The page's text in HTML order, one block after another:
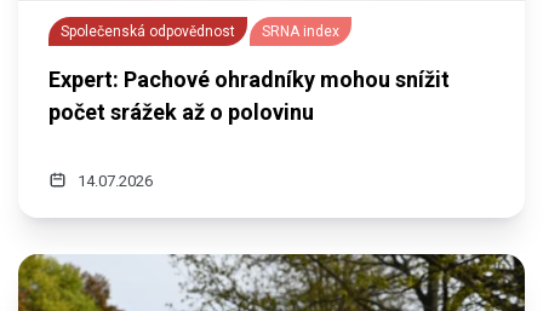
Společenská odpovědnost SRNA index
Expert: Pachové ohradníky mohou snížit
počet srážek až o polovinu
14.07.2026